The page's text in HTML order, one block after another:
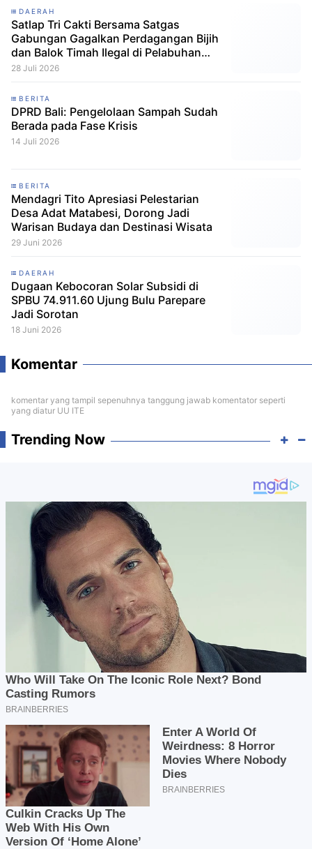
DAERAH
Satlap Tri Cakti Bersama Satgas
Gabungan Gagalkan Perdagangan Bijih
dan Balok Timah Ilegal di Pelabuhan
Pelindo Belitung
28 Juli 2026
BERITA
DPRD Bali: Pengelolaan Sampah Sudah
Berada pada Fase Krisis
14 Juli 2026
BERITA
Mendagri Tito Apresiasi Pelestarian
Desa Adat Matabesi, Dorong Jadi
Warisan Budaya dan Destinasi Wisata
29 Juni 2026
DAERAH
Dugaan Kebocoran Solar Subsidi di
SPBU 74.911.60 Ujung Bulu Parepare
Jadi Sorotan
18 Juni 2026
Komentar
komentar yang tampil sepenuhnya tanggung jawab komentator seperti
yang diatur UU ITE
Trending Now